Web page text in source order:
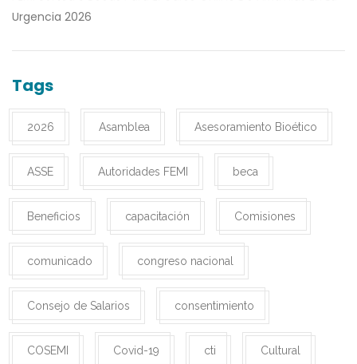
Urgencia 2026
Tags
2026 Asamblea Asesoramiento Bioético
ASSE Autoridades FEMI beca
Beneficios capacitación Comisiones
comunicado congreso nacional
Consejo de Salarios consentimiento
COSEMI Covid-19 cti Cultural